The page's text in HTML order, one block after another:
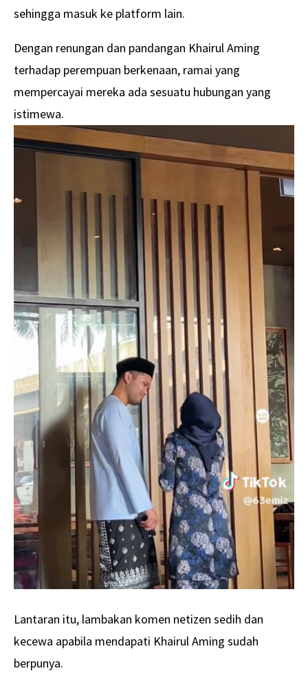
sehingga masuk ke platform lain.
Dengan renungan dan pandangan Khairul Aming
terhadap perempuan berkenaan, ramai yang
mempercayai mereka ada sesuatu hubungan yang
istimewa.
Lantaran itu, lambakan komen netizen sedih dan
kecewa apabila mendapati Khairul Aming sudah
berpunya.